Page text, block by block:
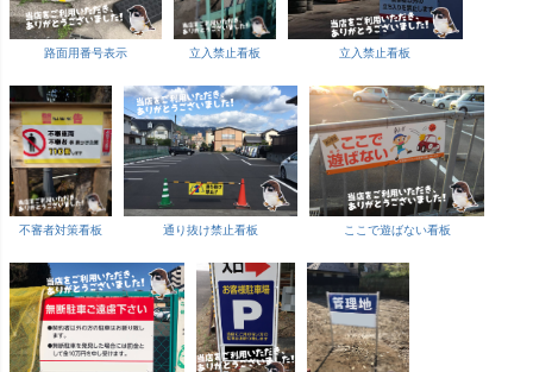
路面用番号表示 立入禁止看板 立入禁止看板
不審者対策看板 通り抜け禁止看板 ここで遊ばない看板